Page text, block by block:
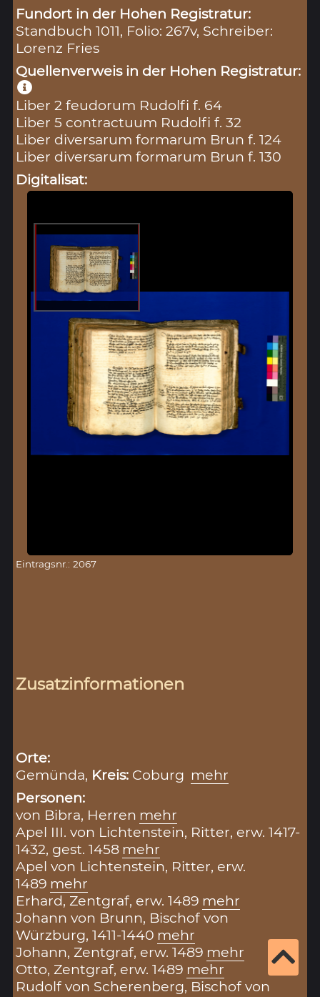
Fundort in der Hohen Registratur:
Standbuch 1011, Folio: 267v, Schreiber:
Lorenz Fries
Quellenverweis in der Hohen Registratur:
Liber 2 feudorum Rudolfi f. 64
Liber 5 contractuum Rudolfi f. 32
Liber diversarum formarum Brun f. 124
Liber diversarum formarum Brun f. 130
Digitalisat:
Eintragsnr.: 2067
Zusatzinformationen
Orte:
Gemünda, Kreis: Coburg mehr
Personen:
von Bibra, Herren mehr
Apel III. von Lichtenstein, Ritter, erw. 1417-
1432, gest. 1458 mehr
Apel von Lichtenstein, Ritter, erw.
1489 mehr
Erhard, Zentgraf, erw. 1489 mehr
Johann von Brunn, Bischof von
Würzburg, 1411-1440 mehr
Johann, Zentgraf, erw. 1489 mehr
Otto, Zentgraf, erw. 1489 mehr
Rudolf von Scherenberg, Bischof von